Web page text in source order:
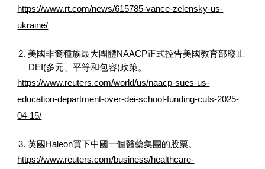
https://www.rt.com/news/615785-vance-zelensky-us-
ukraine/
2. 美國非裔種族最大團體NAACP正式控告美國教育部廢止
DEI(多元、平等和包容)政策。
https://www.reuters.com/world/us/naacp-sues-us-
education-department-over-dei-school-funding-cuts-2025-
04-15/
3. 英國Haleon買下中國一個醫藥集團的股票。
https://www.reuters.com/business/healthcare-